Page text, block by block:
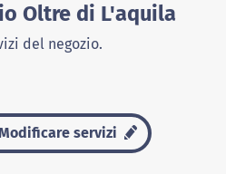
Oltre di L'aquila
del negozio.
servizi